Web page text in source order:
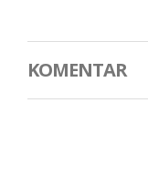
KOMENTAR